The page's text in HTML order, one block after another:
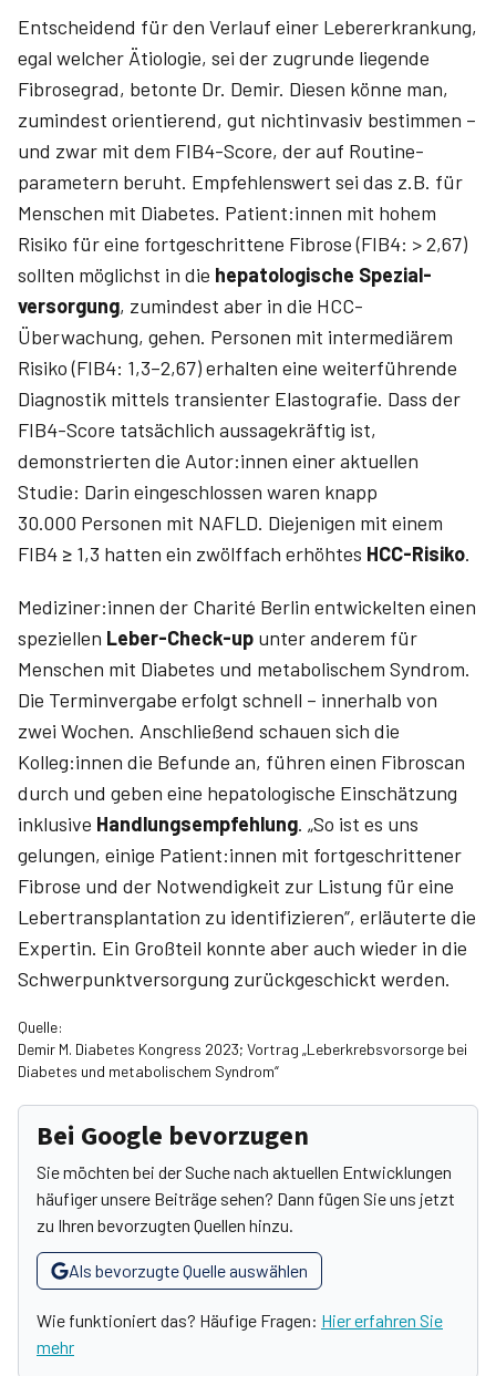
Entscheidend für den Verlauf einer Lebererkrankung,
egal welcher Ätiologie, sei der zugrunde liegende
Fibrosegrad, betonte Dr. ­Demir. Diesen könne man,
zumindest orientierend, gut nichtinvasiv bestimmen –
und zwar mit dem FIB4-Score, der auf Routine­
parametern beruht. Empfehlenswert sei das z.B. für
Menschen mit Diabetes. Patient:innen mit hohem
Risiko für eine fortgeschrittene Fibrose (FIB4: > 2,67)
sollten möglichst in die hepatologische Spezial­
versorgung, zumindest aber in die HCC-
Überwachung, gehen. Personen mit intermediärem
Risiko (FIB4: 1,3–2,67) erhalten eine weiterführende
Diagnostik mittels transienter Elasto­grafie. Dass der
FIB4-Score tatsächlich aussagekräftig ist,
demonstrierten die Autor:innen einer aktuellen
Studie: Darin eingeschlossen waren knapp
30.000 Personen mit NAFLD. Diejenigen mit einem
FIB4 ≥ 1,3 hatten ein zwölffach erhöhtes HCC-Risiko.
Mediziner:innen der Charité Berlin entwickelten einen
speziellen Leber-Check-up unter anderem für
Menschen mit Diabetes und metabolischem Syndrom.
Die Termin­vergabe erfolgt schnell – innerhalb von
zwei Wochen. Anschließend schauen sich die
Kolleg:innen die Befunde an, führen einen Fibroscan
durch und geben eine hepatologische Einschätzung
inklusive Handlungsempfehlung. „So ist es uns
gelungen, einige Patient:innen mit fortgeschrittener
Fibrose und der Notwendigkeit zur Listung für eine
Lebertransplantation zu identifizieren“, erläuterte die
Expertin. Ein Großteil konnte aber auch wieder in die
Schwerpunktversorgung zurückgeschickt werden.
Quelle:
Demir M. Diabetes Kongress 2023; Vortrag „Leberkrebsvorsorge bei
Diabetes und metabolischem Syndrom“
Bei Google bevorzugen
Sie möchten bei der Suche nach aktuellen Entwicklungen
häufiger unsere Beiträge sehen? Dann fügen Sie uns jetzt
zu Ihren bevorzugten Quellen hinzu.
Als bevorzugte Quelle auswählen
Wie funktioniert das? Häufige Fragen: Hier erfahren Sie
mehr